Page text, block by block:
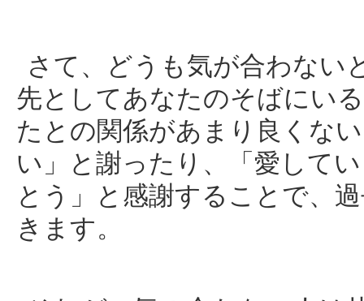
さて、どうも気が合わない
先としてあなたのそばにい
たとの関係があまり良くな
い」と謝ったり、「愛して
とう」と感謝することで、
きます。